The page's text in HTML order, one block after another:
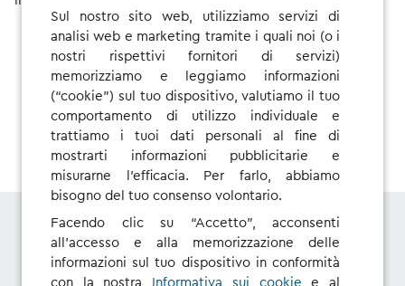
UNISCITI ALLO USER RESEARCH GROUP
Perché dovresti
Sul nostro sito web, utilizziamo servizi di
analisi web e marketing tramite i quali noi (o i
nostri rispettivi fornitori di servizi)
memorizziamo e leggiamo informazioni
(“cookie”) sul tuo dispositivo, valutiamo il tuo
comportamento di utilizzo individuale e
trattiamo i tuoi dati personali al fine di
mostrarti informazioni pubblicitarie e
misurarne l’efficacia. Per farlo, abbiamo
bisogno del tuo consenso volontario.
Facendo clic su “Accetto”, acconsenti
all'accesso e alla memorizzazione delle
informazioni sul tuo dispositivo in conformità
con la nostra
Informativa sui cookie e al